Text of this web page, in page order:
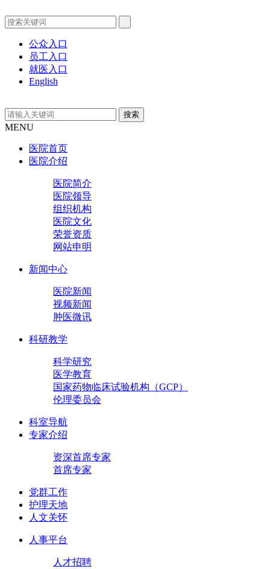
公众入口
员工入口
就医入口
English
MENU
医院首页
医院介绍
医院简介
医院领导
组织机构
医院文化
荣誉资质
网站申明
新闻中心
医院新闻
视频新闻
肿医微讯
科研教学
科学研究
医学教育
国家药物临床试验机构（GCP）
伦理委员会
科室导航
专家介绍
资深首席专家
首席专家
党群工作
护理天地
人文关怀
人事平台
人才招聘